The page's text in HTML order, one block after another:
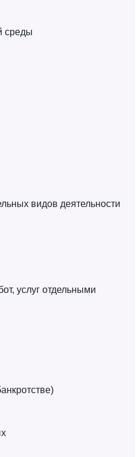
среды
видов деятельности
услуг отдельными